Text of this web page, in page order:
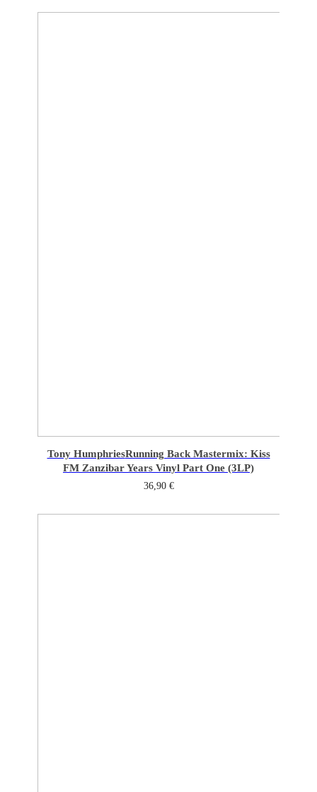
Tony HumphriesRunning Back Mastermix: Kiss
FM Zanzibar Years Vinyl Part One (3LP)
36,90 €